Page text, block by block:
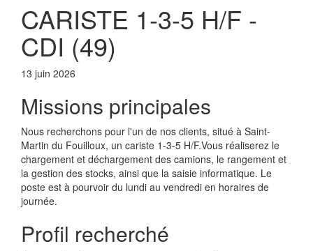
CARISTE 1-3-5 H/F -
CDI (49)
13 juin 2026
Missions principales
Nous recherchons pour l'un de nos clients, situé à Saint-
Martin du Fouilloux, un cariste 1-3-5 H/F.Vous réaliserez le
chargement et déchargement des camions, le rangement et
la gestion des stocks, ainsi que la saisie informatique. Le
poste est à pourvoir du lundi au vendredi en horaires de
journée.
Profil recherché